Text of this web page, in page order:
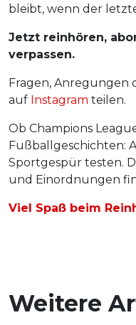
bleibt, wenn der
Jetzt reinhören,
verpassen.
Fragen, Anregungen
auf Instagram teilen.
Ob Champions
Fußballgeschichten:
Sportgespür testen.
und Einordnungen
Viel Spaß beim
Weitere